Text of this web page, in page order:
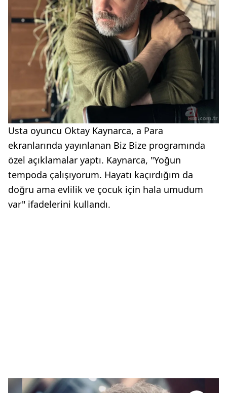
Usta oyuncu Oktay Kaynarca, a Para
ekranlarında yayınlanan Biz Bize programında
özel açıklamalar yaptı. Kaynarca, "Yoğun
tempoda çalışıyorum. Hayatı kaçırdığım da
doğru ama evlilik ve çocuk için hala umudum
var" ifadelerini kullandı.